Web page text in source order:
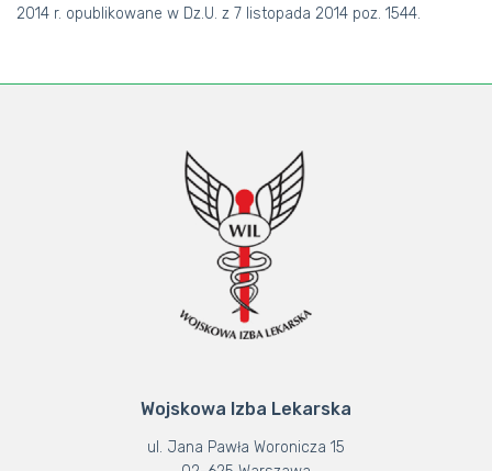
2014 r. opublikowane w Dz.U. z 7 listopada 2014 poz. 1544.
Wojskowa Izba Lekarska
ul. Jana Pawła Woronicza 15